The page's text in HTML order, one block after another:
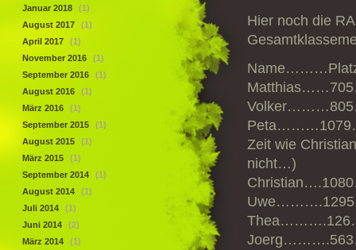
Hier noch die
Zeit wie
nicht…)
Januar 2018
(1)
August 2017
(1)
April 2017
(1)
November 2016
(1)
September 2016
(1)
August 2016
(1)
März 2016
(1)
September 2015
(1)
August 2015
(1)
März 2015
(1)
September 2014
(1)
August 2014
(1)
Juli 2014
(1)
Juni 2014
(2)
März 2014
(1)